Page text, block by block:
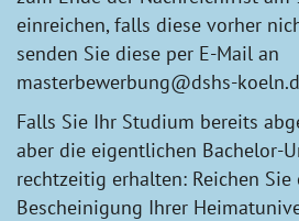
einreichen, falls diese vorher
senden Sie diese per E-Mail an
masterbewerbung@dshs-
Falls Sie Ihr Studium bereits
aber die eigentlichen Bachelor-
rechtzeitig erhalten: Reichen
Bescheinigung Ihrer